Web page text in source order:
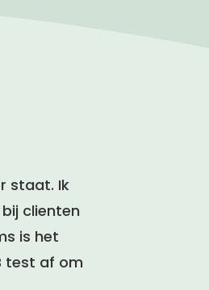
staat. Ik
clienten
is het
test af om